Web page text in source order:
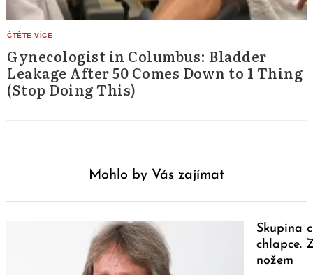
Gynecologist in Columbus: Bladder
Leakage After 50 Comes Down to 1 Thing
(Stop Doing This)
Mohlo by Vás zajímat
Skupina
chlapce.
nožem